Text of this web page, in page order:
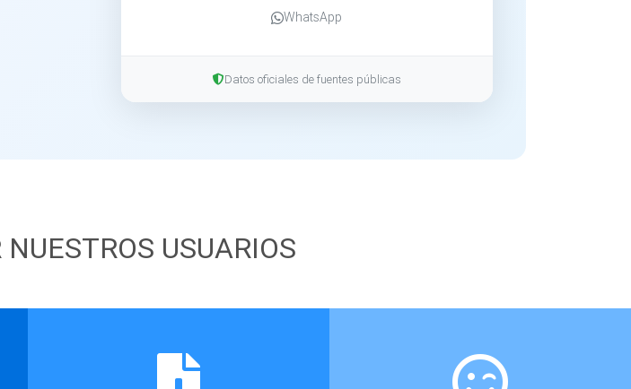
WhatsApp
Datos oficiales de fuentes públicas
USUARIOS